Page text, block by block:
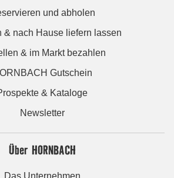
und abholen
& nach Hause liefern lassen
& im Markt bezahlen
Gutschein
& Kataloge
Newsletter
Über HORNBACH
Das Unternehmen